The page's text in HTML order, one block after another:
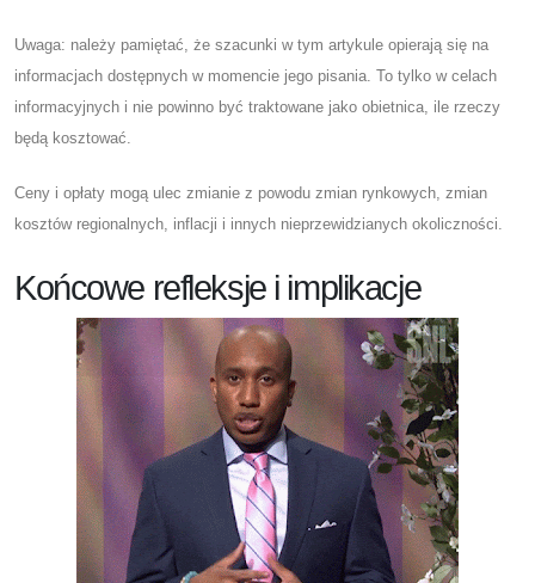
Uwaga: należy pamiętać, że szacunki w tym artykule opierają się na
informacjach dostępnych w momencie jego pisania. To tylko w celach
informacyjnych i nie powinno być traktowane jako obietnica, ile rzeczy
będą kosztować.
Ceny i opłaty mogą ulec zmianie z powodu zmian rynkowych, zmian
kosztów regionalnych, inflacji i innych nieprzewidzianych okoliczności.
Końcowe refleksje i implikacje